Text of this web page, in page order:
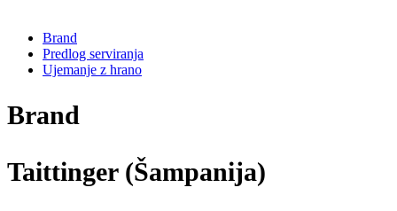
Brand
Predlog serviranja
Ujemanje z hrano
Brand
Taittinger (Šampanija)